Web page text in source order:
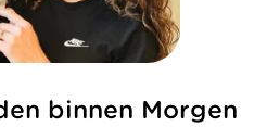
binnen Morgen